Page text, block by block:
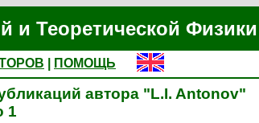
и Теоретической Физики
ПОМОЩЬ
автора "L.I. Antonov"
1